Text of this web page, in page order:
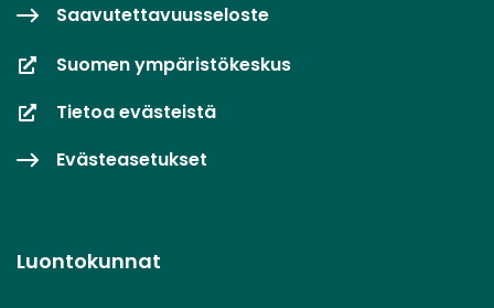
Saavutettavuusseloste
Suomen ympäristökeskus
Tietoa evästeistä
Evästeasetukset
Luontokunnat